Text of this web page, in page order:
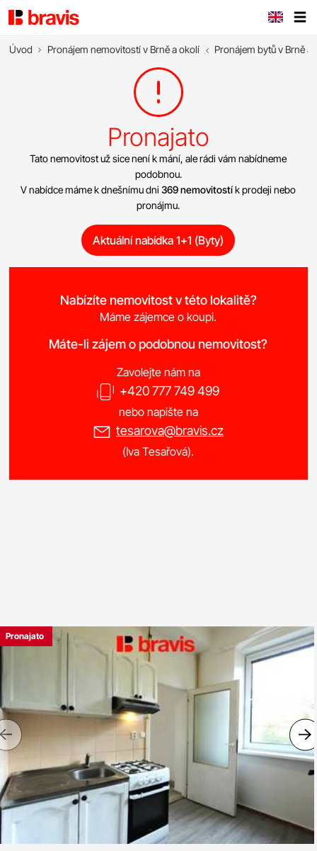
Úvod Pronájem nemovitostí v Brně a okolí Pronájem bytů v Brně a
Pronajato
Tato nemovitost už sice není k mání, ale rádi vám nabídneme
podobnou.
V nabídce máme k dnešnímu dni369 nemovitostík prodeji nebo
pronájmu.
Aktuální nabídka 1+1 (Byty)
Nabízíte nemovitost v této lokalitě?
Máme zájemce o koupi.
Máte-li zájem o podobnou nemovitost?
Zavolejte nám na
+420 777 749 499
nebo napište na
tesarova@bravis.cz
(Iva Tesařová).
Previous
Pronajato